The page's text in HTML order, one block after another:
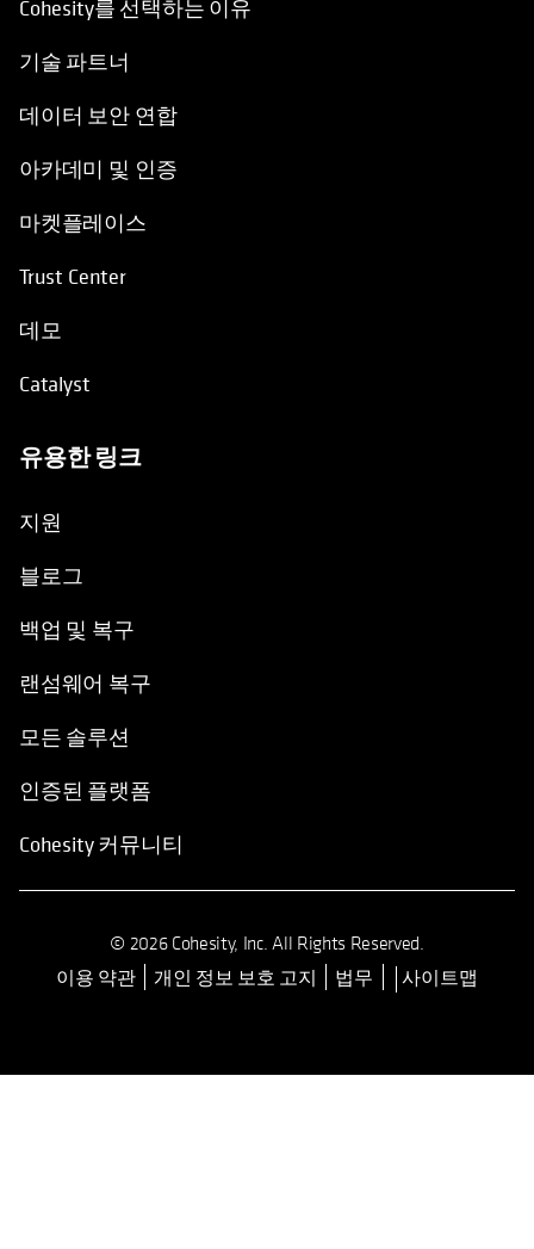
Cohesity를 선택하는 이유
기술 파트너
데이터 보안 연합
아카데미 및 인증
마켓플레이스
Trust Center
데모
Catalyst
유용한 링크
지원
블로그
백업 및 복구
랜섬웨어 복구
모든 솔루션
인증된 플랫폼
Cohesity 커뮤니티
© 2026 Cohesity, Inc. All Rights Reserved.
이용 약관 opens in a new tab
개인 정보 보호 고지 법무 사이트맵